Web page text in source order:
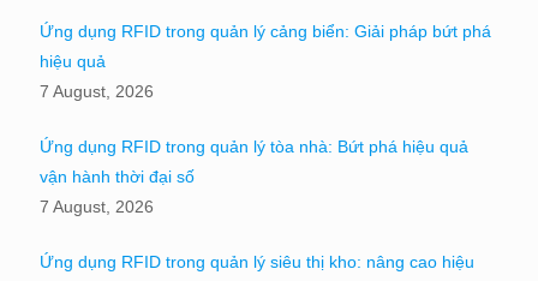
Ứng dụng RFID trong quản lý cảng biển: Giải pháp bứt phá
hiệu quả
7 August, 2026
Ứng dụng RFID trong quản lý tòa nhà: Bứt phá hiệu quả
vận hành thời đại số
7 August, 2026
Ứng dụng RFID trong quản lý siêu thị kho: nâng cao hiệu